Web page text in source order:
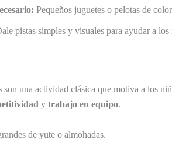
Pequeños juguetes o pelotas de
pistas simples y visuales para ayudar a
son una actividad clásica que motiva a los
y trabajo en equipo.
de yute o almohadas.